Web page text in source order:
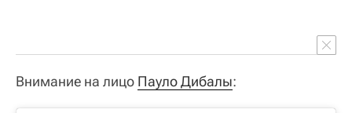
Внимание на лицо Пауло Дибалы: